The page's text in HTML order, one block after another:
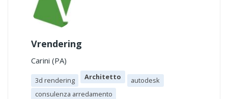
Vrendering
Carini (PA)
3d rendering Architetto
autodesk
consulenza arredamento